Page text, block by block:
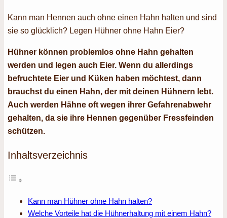
Kann man Hennen auch ohne einen Hahn halten und sind
sie so glücklich? Legen Hühner ohne Hahn Eier?
Hühner können problemlos ohne Hahn gehalten
werden und legen auch Eier. Wenn du allerdings
befruchtete Eier und Küken haben möchtest, dann
brauchst du einen Hahn, der mit deinen Hühnern lebt.
Auch werden Hähne oft wegen ihrer Gefahrenabwehr
gehalten, da sie ihre Hennen gegenüber Fressfeinden
schützen.
Inhaltsverzeichnis
Kann man Hühner ohne Hahn halten?
Welche Vorteile hat die Hühnerhaltung mit einem Hahn?